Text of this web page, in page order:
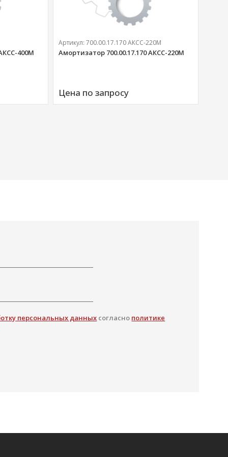
400М
Артикул:700.00.17.170 АКСС-220М
Амортизатор 700.00.17.170 АКСС-220М
Цена по запросу
персональных данных согласно политике